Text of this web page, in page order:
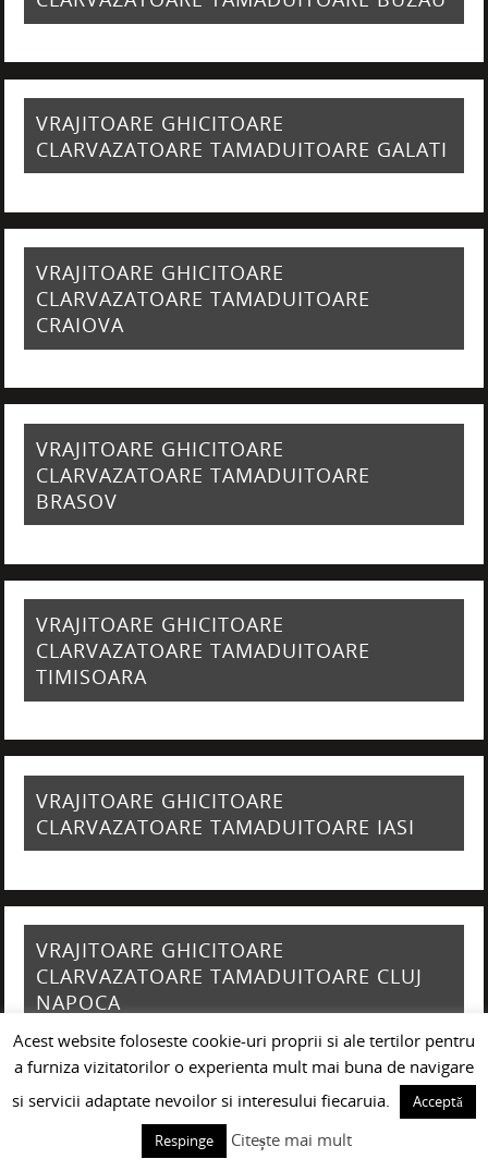
VRAJITOARE GHICITOARE
CLARVAZATOARE TAMADUITOARE GALATI
VRAJITOARE GHICITOARE
CLARVAZATOARE TAMADUITOARE
CRAIOVA
VRAJITOARE GHICITOARE
CLARVAZATOARE TAMADUITOARE
BRASOV
VRAJITOARE GHICITOARE
CLARVAZATOARE TAMADUITOARE
TIMISOARA
VRAJITOARE GHICITOARE
CLARVAZATOARE TAMADUITOARE IASI
VRAJITOARE GHICITOARE
CLARVAZATOARE TAMADUITOARE CLUJ
NAPOCA
VRAJITOARE GHICITOARE
CLARVAZATOARE TAMADUITOARE
Acest website foloseste cookie-uri proprii si ale tertilor pentru
a furniza vizitatorilor o experienta mult mai buna de navigare
si servicii adaptate nevoilor si interesului fiecaruia.
Acceptă
Respinge
Citește mai mult